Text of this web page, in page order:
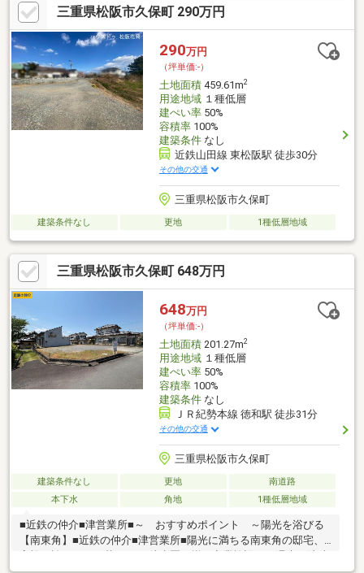
三重県松阪市久保町 290万円
290万円
（坪単価:-）
土地面積459.61m2
用途地域１種低層
建ぺい率50%
容積率100%
建築条件なし
近鉄山田線 東松阪駅 徒歩30分
その他の交通
三重県松阪市久保町
建築条件なし 更地 1種低層地域
三重県松阪市久保町 648万円
648万円
（坪単価:-）
土地面積201.27m2
用途地域１種低層
建ぺい率50%
容積率100%
建築条件なし
ＪＲ紀勢本線 徳和駅 徒歩31分
その他の交通
三重県松阪市久保町
建築条件なし 更地
南道路
本下水
角地 1種低層地域
■近鉄の仲介■津営業所■～ おすすめポイント ～陽光を浴びる
【南東角】■近鉄の仲介■津営業所■陽光に満ちる南東角の邸宅、